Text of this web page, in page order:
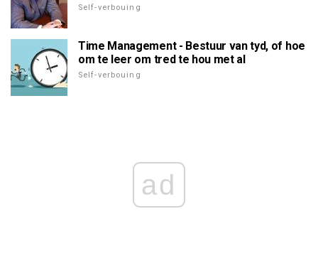
Self-verbouing
Time Management - Bestuur van tyd, of hoe
om te leer om tred te hou met al
Self-verbouing
ad